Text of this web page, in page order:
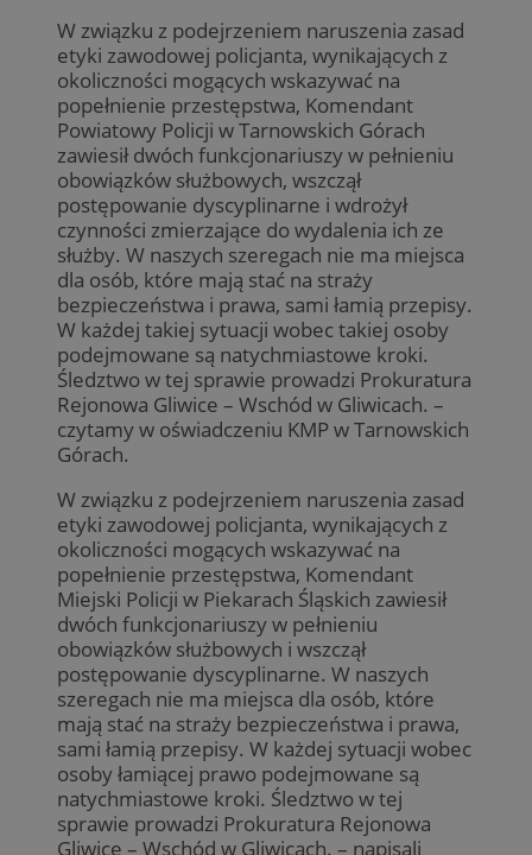
W związku z podejrzeniem naruszenia zasad
etyki zawodowej policjanta, wynikających z
okoliczności mogących wskazywać na
popełnienie przestępstwa, Komendant
Powiatowy Policji w Tarnowskich Górach
zawiesił dwóch funkcjonariuszy w pełnieniu
obowiązków służbowych, wszczął
postępowanie dyscyplinarne i wdrożył
czynności zmierzające do wydalenia ich ze
służby. W naszych szeregach nie ma miejsca
dla osób, które mają stać na straży
bezpieczeństwa i prawa, sami łamią przepisy.
W każdej takiej sytuacji wobec takiej osoby
podejmowane są natychmiastowe kroki.
Śledztwo w tej sprawie prowadzi Prokuratura
Rejonowa Gliwice – Wschód w Gliwicach. –
czytamy w oświadczeniu KMP w Tarnowskich
Górach.
W związku z podejrzeniem naruszenia zasad
etyki zawodowej policjanta, wynikających z
okoliczności mogących wskazywać na
popełnienie przestępstwa, Komendant
Miejski Policji w Piekarach Śląskich zawiesił
dwóch funkcjonariuszy w pełnieniu
obowiązków służbowych i wszczął
postępowanie dyscyplinarne. W naszych
szeregach nie ma miejsca dla osób, które
mają stać na straży bezpieczeństwa i prawa,
sami łamią przepisy. W każdej sytuacji wobec
osoby łamiącej prawo podejmowane są
natychmiastowe kroki. Śledztwo w tej
sprawie prowadzi Prokuratura Rejonowa
Gliwice – Wschód w Gliwicach. – napisali